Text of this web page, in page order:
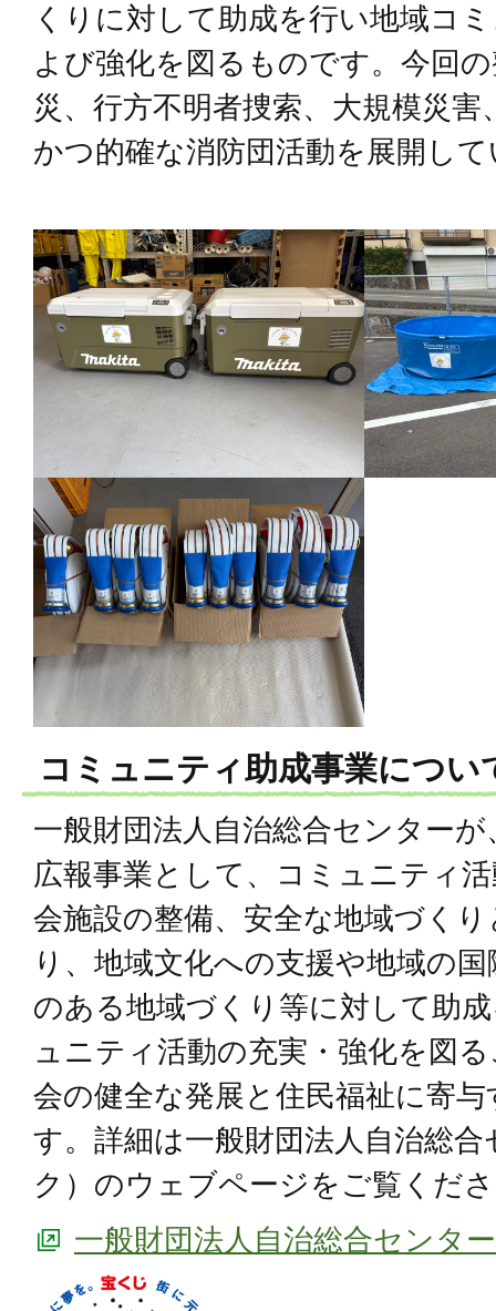
くりに対して助成を行い地域コ
よび強化を図るものです。今回
災、行方不明者捜索、大規模災
かつ的確な消防団活動を展開し
コミュニティ助成事業につい
一般財団法人自治総合センター
広報事業として、コミュニティ
会施設の整備、安全な地域づく
り、地域文化への支援や地域の
のある地域づくり等に対して助
ュニティ活動の充実・強化を図
会の健全な発展と住民福祉に寄
す。詳細は一般財団法人自治総
ク）のウェブページをご覧くだ
一般財団法人自治総合センタ